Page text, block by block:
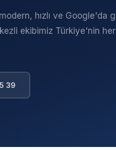
hızlı ve Google'da
ekibimiz Türkiye'nin her
39